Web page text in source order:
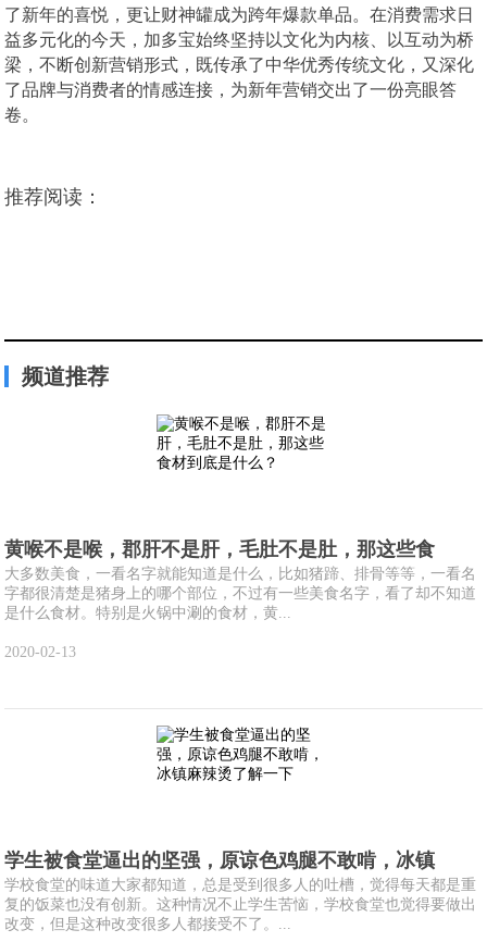
了新年的喜悦，更让财神罐成为跨年爆款单品。在消费需求日
益多元化的今天，加多宝始终坚持以文化为内核、以互动为桥
梁，不断创新营销形式，既传承了中华优秀传统文化，又深化
了品牌与消费者的情感连接，为新年营销交出了一份亮眼答
卷。
推荐阅读：
频道推荐
黄喉不是喉，郡肝不是肝，毛肚不是肚，那这些食
大多数美食，一看名字就能知道是什么，比如猪蹄、排骨等等，一看名
字都很清楚是猪身上的哪个部位，不过有一些美食名字，看了却不知道
是什么食材。特别是火锅中涮的食材，黄...
2020-02-13
学生被食堂逼出的坚强，原谅色鸡腿不敢啃，冰镇
学校食堂的味道大家都知道，总是受到很多人的吐槽，觉得每天都是重
复的饭菜也没有创新。这种情况不止学生苦恼，学校食堂也觉得要做出
改变，但是这种改变很多人都接受不了。...